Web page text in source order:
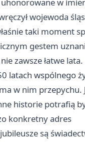
wojewoda
taki moment
gestem
zawsze łatwe lata.
latach wspólnego
w nim przepychu.
historie potrafią
konkretny adres
są